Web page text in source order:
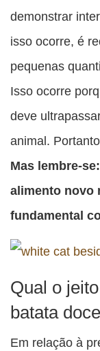
demonstrar
isso ocorre, é
pequenas
Isso ocorre
deve
animal.
Mas lembre-
alimento novo
fundamental
Qual o
batata
Em relação à